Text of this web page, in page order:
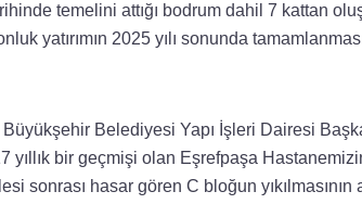
temelini attığı bodrum dahil 7 kattan
yatırımın 2025 yılı sonunda
Belediyesi Yapı İşleri Dairesi
yıllık bir geçmişi olan Eşrefpaşa
sonrası hasar gören C bloğun yıkılmasının